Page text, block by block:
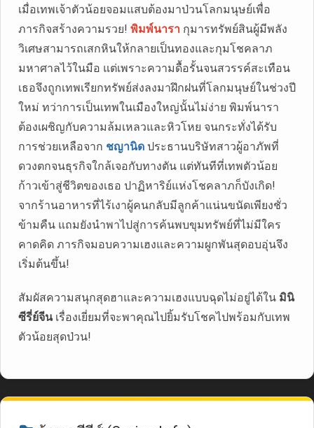
เมื่อเทพเจ้าตัวน้อยจอมแสบต้องมาป่วนโลกมนุษย์เพื่อ
ภารกิจสร้างความรวย! พิมพ์นารา กุมารทรัพย์สินผู้มีพลัง
วิเศษสามารถเสกหินให้กลายเป็นทองและกุมโชคลาภ
มหาศาลไว้ในมือ แต่เพราะความดื้อรั้นจนสวรรค์สะเทือน
เธอจึงถูกเทพเรียกทรัพย์ส่งลงมาฝึกฝนที่โลกมนุษย์ในช่วงปี
ใหม่ ทว่าการเป็นเทพในเมืองใหญ่นั้นไม่ง่าย พิมพ์นารา
ต้องเผชิญกับความล้มเหลวและหิวโหย จนกระทั่งได้รับ
การช่วยเหลือจาก ชญานิด ประธานบริษัทสาวผู้อาภัพที่
ดวงตกจนธุรกิจใกล้เจอกับทางตัน แต่ทันทีที่เทพตัวน้อย
ก้าวเข้าสู่ชีวิตของเธอ ปาฏิหาริย์แห่งโชคลาภก็บังเกิด!
จากร้านอาหารที่ไร้เงาผู้คนกลับมีลูกค้าแน่นขนัดเพียงชั่ว
ข้ามคืน แถมยังนำพาไปสู่การค้นพบขุมทรัพย์ที่ไม่มีใคร
คาดคิด ภารกิจมอบความเฮงและความผูกพันสุดอบอุ่นจึง
เริ่มต้นขึ้น!
สัมผัสความสนุกสุดฮาและความเฮงแบบฉุดไม่อยู่ได้ใน มินิ
ซีรี่ย์จีนเรื่องเยี่ยมที่จะพาคุณไปยิ้มรับโชคไปพร้อมกับเทพ
ตัวน้อยสุดป่วน!